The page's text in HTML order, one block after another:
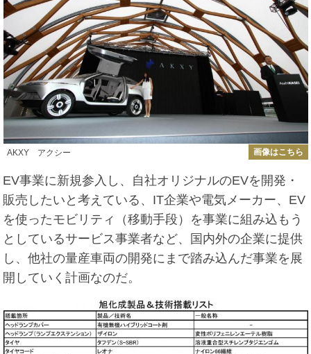
AKXY アクシー 画像はこちら
EV事業に新規参入し、自社オリジナルのEVを開発・
販売したいと考えている、IT企業や電気メーカー、EV
を使ったモビリティ（移動手段）を事業に組み込もう
としているサービス事業者など、国内外の企業に提供
し、他社の量産車両の開発にまで踏み込んだ事業を展
開していく計画なのだ。